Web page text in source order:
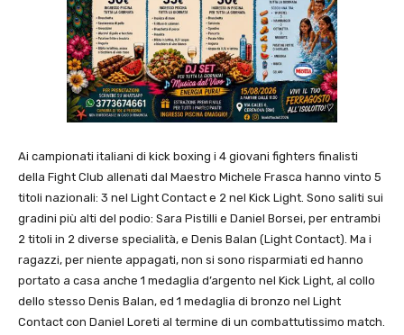
Ai campionati italiani di kick boxing i 4 giovani fighters finalisti
della Fight Club allenati dal Maestro Michele Frasca hanno vinto 5
titoli nazionali: 3 nel Light Contact e 2 nel Kick Light. Sono saliti sui
gradini più alti del podio: Sara Pistilli e Daniel Borsei, per entrambi
2 titoli in 2 diverse specialità, e Denis Balan (Light Contact). Ma i
ragazzi, per niente appagati, non si sono risparmiati ed hanno
portato a casa anche 1 medaglia d’argento nel Kick Light, al collo
dello stesso Denis Balan, ed 1 medaglia di bronzo nel Light
Contact con Daniel Loreti al termine di un combattutissimo match.